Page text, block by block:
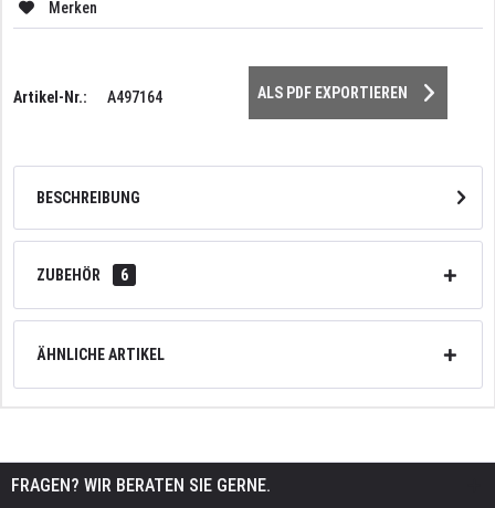
Merken
Artikel-Nr.: A497164 ALS PDF EXPORTIEREN
BESCHREIBUNG
ZUBEHÖR 6
ÄHNLICHE ARTIKEL
FRAGEN? WIR BERATEN SIE GERNE.